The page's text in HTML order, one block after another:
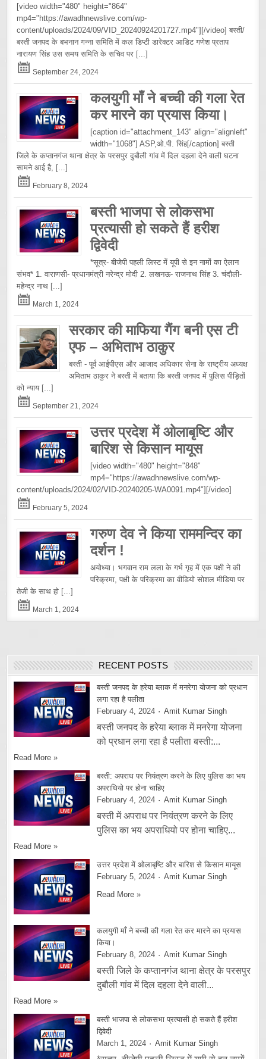
[video width="480" height="864"
mp4="https://awadhnewslive.com/wp-
content/uploads/2024/09/VID_20240924201727.mp4"][/video] बस्ती/
बस्ती जनपद के बभनान गन्ना समिति में कल डिप्टी डारेक्टर आडिट गणेश प्रताप
नारायण सिंह उस समय समिति के सचिव पर [...]
September 24, 2024
कलयुगी माँ ने बच्ची की गला रेत
कर मारने का प्रयास किया।
[caption id="attachment_143" align="alignleft"
width="1068"] ASP,ओ.पी. सिंह[/caption] बस्ती
जिले के कप्तानगंज थाना क्षेत्र के परसपुर दुबौली गांव में दिल दहला देने वाली घटना
सामने आई है, [...]
February 8, 2024
बस्ती भाजपा से लोकसभा
प्रत्यासी हो सकते हैं हरीश
द्विवेदी
*सूत्र- बीजेपी पहली लिस्ट में यूपी से इन नामों का ऐलान
संभव* 1. वाराणसी- प्रधानमंत्री नरेन्द्र मोदी 2. लखनऊ- राजनाथ सिंह 3. चंदौली-
महेन्द्र नाथ [...]
March 1, 2024
सरकार की माफिया गैंग बनी एस टी
एफ – अभिताभ ठाकुर
बस्ती - पूर्व आईपीएस और आजाद अधिकार सेना के राष्ट्रीय अध्यक्ष
अमिताभ ठाकुर ने बस्ती में बताया कि बस्ती जनपद में पुलिस पीड़ितों
को न्याय [...]
September 21, 2024
उत्तर प्रदेश में ओलाबृष्टि और
बारिश से किसान मायूस
[video width="480" height="848"
mp4="https://awadhnewslive.com/wp-
content/uploads/2024/02/VID-20240205-WA0091.mp4"][/video]
February 5, 2024
गरुण देव ने किया राममन्दिर का
दर्शन !
अयोध्या। भगवान राम लला के गर्भ गृह में एक पक्षी ने की
परिक्रमा, पक्षी के परिक्रमा का वीडियो सोशल मीडिया पर
तेजी के साथ हो [...]
March 1, 2024
RECENT POSTS
बस्ती जनपद के हरेया ब्लाक में मनरेगा योजना को प्रधान
लगा रहा है पलीता
February 4, 2024
Amit Kumar Singh
बस्ती जनपद के हरेया ब्लाक में मनरेगा योजना
को प्रधान लगा रहा है पलीता बस्ती:...
Read More »
बस्ती: अपराध पर नियंत्रण करने के लिए पुलिस का भय
अपराधियो पर होना चाहिए
February 4, 2024
Amit Kumar Singh
बस्ती में अपराध पर नियंत्रण करने के लिए
पुलिस का भय अपराधियो पर होना चाहिए...
Read More »
उत्तर प्रदेश में ओलाबृष्टि और बारिश से किसान मायूस
February 5, 2024
Amit Kumar Singh
Read More »
कलयुगी माँ ने बच्ची की गला रेत कर मारने का प्रयास
किया।
February 8, 2024
Amit Kumar Singh
बस्ती जिले के कप्तानगंज थाना क्षेत्र के परसपुर
दुबौली गांव में दिल दहला देने वाली...
Read More »
बस्ती भाजपा से लोकसभा प्रत्यासी हो सकते हैं हरीश
द्विवेदी
March 1, 2024
Amit Kumar Singh